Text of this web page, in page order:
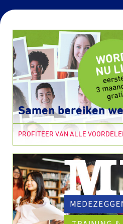
Samen bereiken
PROFITEER VAN ALLE